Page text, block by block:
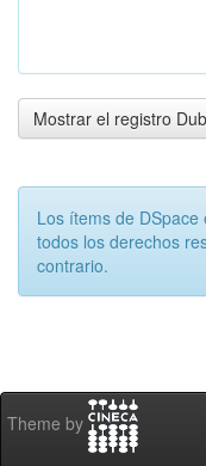
Mostrar el registro
Los ítems de
todos los derechos
contrario.
Theme by